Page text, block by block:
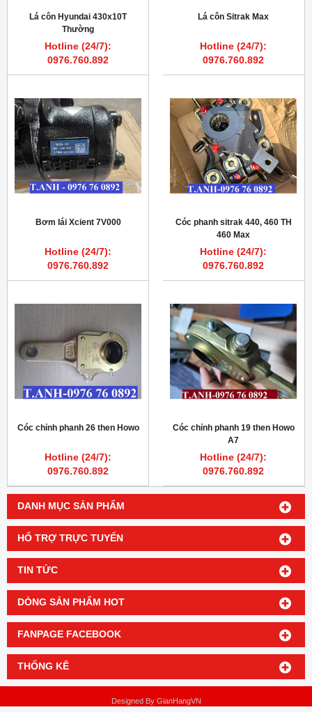
DANH MỤC SẢN PHẨM
HỔ TRỢ TRỰC TUYẾN
TIN TỨC
DÒNG SẢN PHẨM HOT
FANPAGE FACEBOOK
THỐNG KÊ
Lá côn Hyundai 430x10T
Thường
Hotline (24/7):
0976.760.892
Lá côn Sitrak Max
Hotline (24/7):
0976.760.892
Bơm lái Xcient 7V000
Hotline (24/7):
0976.760.892
Cóc phanh sitrak 440, 460 TH
460 Max
Hotline (24/7):
0976.760.892
Cóc chỉnh phanh 26 then Howo
Hotline (24/7):
0976.760.892
Cóc chỉnh phanh 19 then Howo
A7
Hotline (24/7):
0976.760.892
Designed By GianHangVN